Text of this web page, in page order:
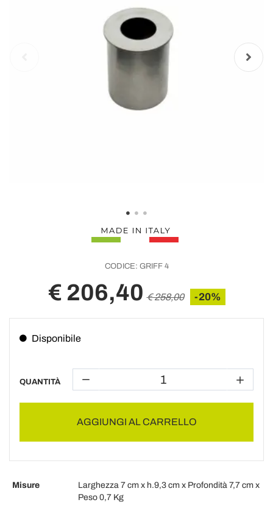
CODICE: GRIFF 4
€ 206,40 € 258,00 -20%
Disponibile
QUANTITÀ
AGGIUNGI AL CARRELLO
Misure
Larghezza 7 cm x h.9,3 cm x Profondità 7,7 cm x
Peso 0,7 Kg